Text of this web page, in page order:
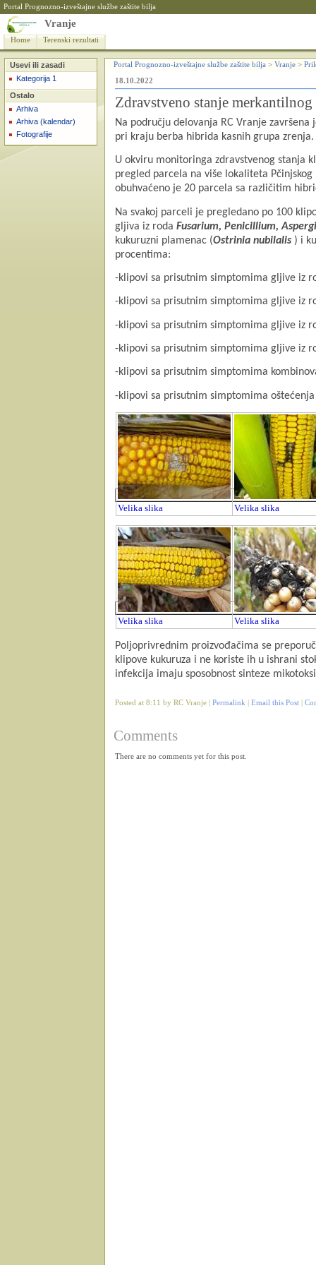
Portal Prognozno-izveštajne službe zaštite bilja
Vranje
Home Terenski rezultati
Usevi ili zasadi
Kategorija 1
Ostalo
Arhiva
Arhiva (kalendar)
Fotografije
Portal Prognozno-izveštajne službe zaštite bilja > Vranje >
18.10.2022
Zdravstveno stanje
Na području delovanja RC Vranje
pri kraju berba hibrida kasnih grupa zrenja.
U okviru monitoringa zdravstvenog stanja
pregled parcela na više lokaliteta
obuhvaćeno je 20 parcela sa različitim
Na svakoj parceli je pregledano po 100
gljiva iz roda Fusarium, Penicillium,
kukuruzni plamenac (Ostrinia nubilalis ) i
procentima:
-klipovi sa prisutnim simptomima gljive iz
-klipovi sa prisutnim simptomima gljive iz
-klipovi sa prisutnim simptomima gljive iz
-klipovi sa prisutnim simptomima gljive iz
-klipovi sa prisutnim simptomima
-klipovi sa prisutnim simptomima oštećenja
Velika slika Velika slika
Velika slika Velika slika
Poljoprivrednim proizvođačima se
klipove kukuruza i ne koriste ih u ishrani
infekcija imaju sposobnost sinteze
Posted at 8:11 by RC Vranje | Permalink Email this Post
Comments
There are no comments yet for this post.